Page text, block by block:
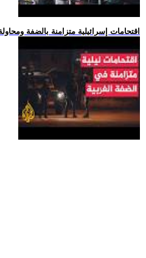
.. 5 اقتحامات إسرائيلية متزامنة بالضفة